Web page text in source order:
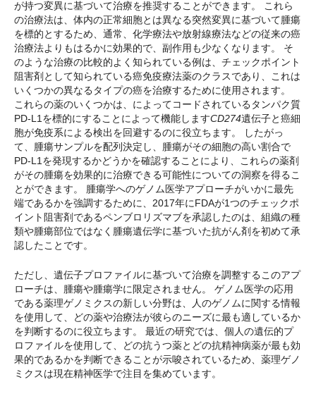
が持つ変異に基づいて治療を推奨することができます。 これら
の治療法は、体内の正常細胞とは異なる突然変異に基づいて腫瘍
を標的とするため、通常、化学療法や放射線療法などの従来の癌
治療法よりもはるかに効果的で、副作用も少なくなります。 そ
のような治療の比較的よく知られている例は、チェックポイント
阻害剤として知られている癌免疫療法薬のクラスであり、これは
いくつかの異なるタイプの癌を治療するために使用されます。
これらの薬のいくつかは、によってコードされているタンパク質
PD-L1を標的にすることによって機能しますCD274遺伝子と癌細
胞が免疫系による検出を回避するのに役立ちます。 したがっ
て、腫瘍サンプルを配列決定し、腫瘍がその細胞の高い割合で
PD-L1を発現するかどうかを確認することにより、これらの薬剤
がその腫瘍を効果的に治療できる可能性についての洞察を得るこ
とができます。 腫瘍学へのゲノム医学アプローチがいかに最先
端であるかを強調するために、2017年にFDAが1つのチェックポ
イント阻害剤であるペンブロリズマブを承認したのは、組織の種
類や腫瘍部位ではなく腫瘍遺伝学に基づいた抗がん剤を初めて承
認したことです。
ただし、遺伝子プロファイルに基づいて治療を調整するこのアプ
ローチは、腫瘍や腫瘍学に限定されません。 ゲノム医学の応用
である薬理ゲノミクスの新しい分野は、人のゲノムに関する情報
を使用して、どの薬や治療法が彼らのニーズに最も適しているか
を判断するのに役立ちます。 最近の研究では、個人の遺伝的プ
ロファイルを使用して、どの抗うつ薬とどの抗精神病薬が最も効
果的であるかを判断できることが示唆されているため、薬理ゲノ
ミクスは現在精神医学で注目を集めています。